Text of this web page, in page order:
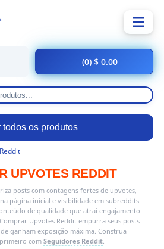
todos os produtos
(0) $ 0.00
UPVOTES REDDIT
posts com contagens fortes de upvotes,
página inicial e visibilidade em subreddits.
de qualidade que atrai engajamento
Upvotes Reddit empurra seus posts
ganham exposição máxima. Construa
com Seguidores Reddit.